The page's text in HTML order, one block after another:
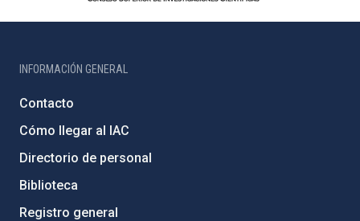
INFORMACIÓN GENERAL
Contacto
Cómo llegar al IAC
Directorio de personal
Biblioteca
Registro general